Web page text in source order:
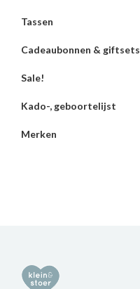
Tassen
Cadeaubonnen & giftsets
Sale!
Kado-, geboortelijst
Merken